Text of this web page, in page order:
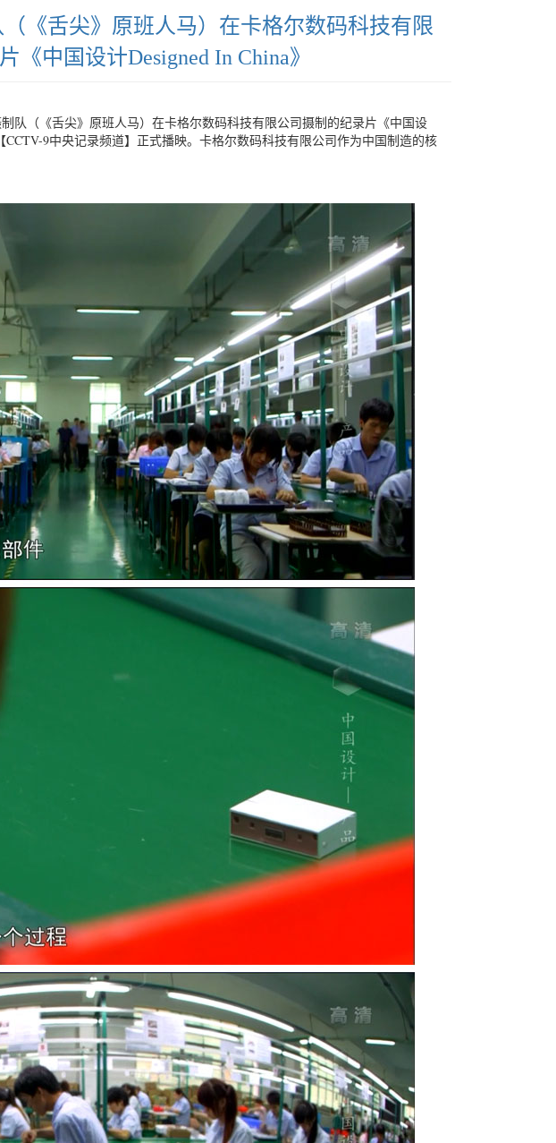
《舌尖》原班人马）在卡格尔数码科技有限
《中国设计Designed In China》
队（《舌尖》原班人马）在卡格尔数码科技有限公司摄制的纪录片《中国设
9中央记录频道】正式播映。卡格尔数码科技有限公司作为中国制造的核